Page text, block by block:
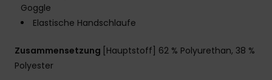
Goggle
Elastische Handschlaufe
Zusammensetzung [Hauptstoff] 62 % Polyurethan, 38 %
Polyester